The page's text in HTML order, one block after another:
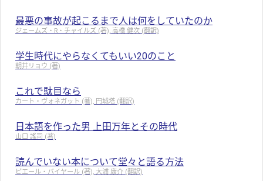
最悪の事故が起こるまで人は何をしていたのか
ジェームズ・R・チャイルズ (著), 高橋 健次 (翻訳)
学生時代にやらなくてもいい20のこと
朝井リョウ (著)
これで駄目なら
カート・ヴォネガット (著), 円城塔 (翻訳)
日本語を作った男 上田万年とその時代
山口 謠司 (著)
読んでいない本について堂々と語る方法
ピエール・バイヤール (著), 大浦 康介 (翻訳)